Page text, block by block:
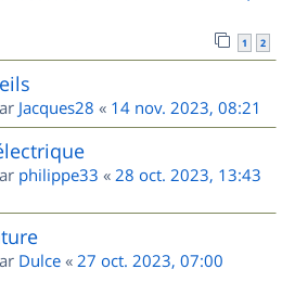
1 2
Jacques28 « 14 nov. 2023, 08:21
philippe33 « 28 oct. 2023, 13:43
Dulce « 27 oct. 2023, 07:00